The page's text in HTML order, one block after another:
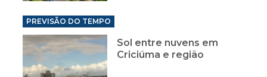
PREVISÃO DO TEMPO
Sol entre nuvens em
Criciúma e região